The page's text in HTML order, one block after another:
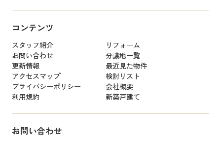
コンテンツ
スタッフ紹介
リフォーム
お問い合わせ
分譲地一覧
更新情報
最近見た物件
アクセスマップ
検討リスト
プライバシーポリシー
会社概要
利用規約
新築戸建て
お問い合わせ